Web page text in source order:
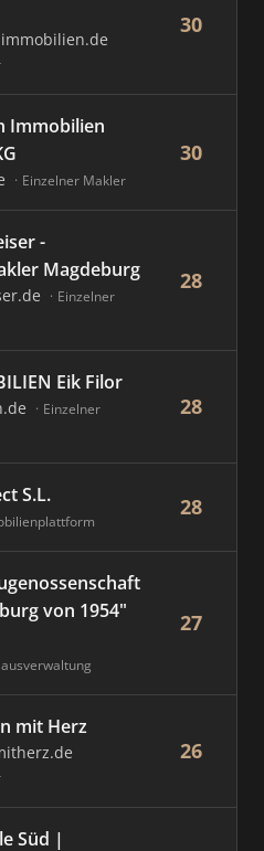
30
Immobilien
Einzelner Makler
30
-
Magdeburg
Einzelner
28
Eik Filor
Einzelner
28
S.L. 28
von 1954"
27
mit Herz
26
Süd |